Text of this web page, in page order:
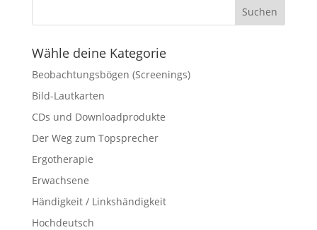
Wähle deine Kategorie
Beobachtungsbögen (Screenings)
Bild-Lautkarten
CDs und Downloadprodukte
Der Weg zum Topsprecher
Ergotherapie
Erwachsene
Händigkeit / Linkshändigkeit
Hochdeutsch